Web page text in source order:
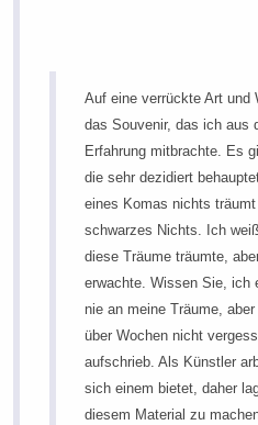
Auf eine verrückte Art und
das Souvenir, das ich aus
Erfahrung mitbrachte. Es
die sehr dezidiert
eines Komas nichts
schwarzes Nichts. Ich
diese Träume träumte,
erwachte. Wissen Sie, ich
nie an meine Träume,
über Wochen nicht
aufschrieb. Als Künstler
sich einem bietet, daher
diesem Material zu